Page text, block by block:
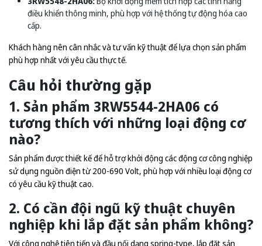
điều khiển thông minh, phù hợp với hệ thống tự động hóa cao
cấp.
Khách hàng nên cân nhắc và tư vấn kỹ thuật để lựa chọn sản phẩm
phù hợp nhất với yêu cầu thực tế.
Câu hỏi thường gặp
1. Sản phẩm 3RW5544-2HA06 có
tương thích với những loại động cơ
nào?
Sản phẩm được thiết kế để hỗ trợ khởi động các động cơ công nghiệp
sử dụng nguồn điện từ 200-690 Volt, phù hợp với nhiều loại động cơ
có yêu cầu kỹ thuật cao.
2. Có cần đội ngũ kỹ thuật chuyên
nghiệp khi lắp đặt sản phẩm không?
Với công nghệ tiên tiến và đầu nối dạng spring-type, lắp đặt sản